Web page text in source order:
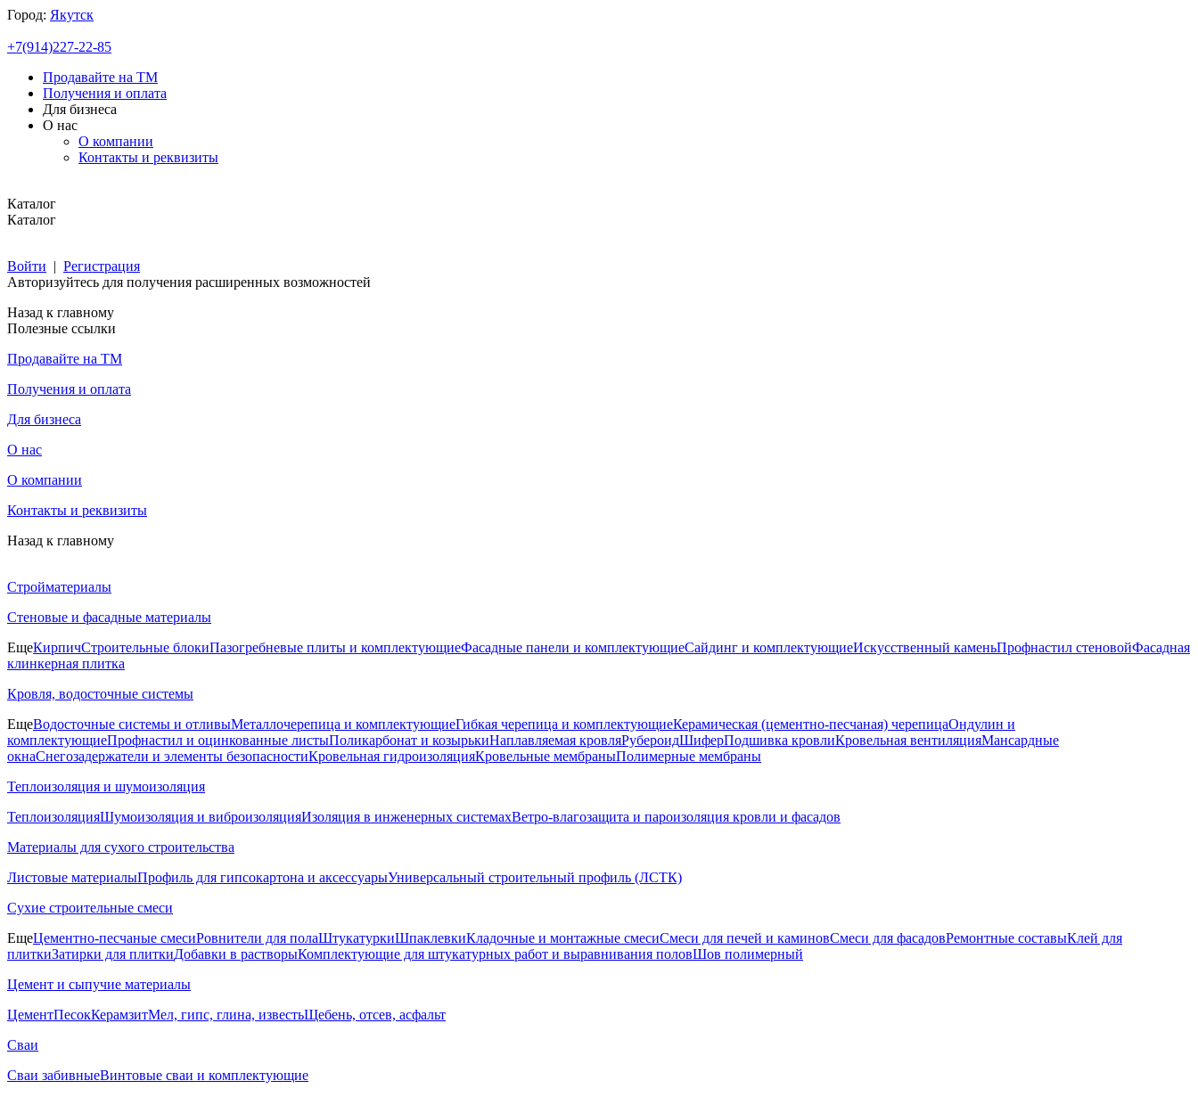
Город: Якутск
+7(914)227-22-85
Продавайте на ТМ
Получения и оплата
Для бизнеса
О нас
О компании
Контакты и реквизиты
Каталог
Каталог
Войти | Регистрация
Авторизуйтесь для получения расширенных возможностей
Назад к главному
Полезные ссылки
Продавайте на ТМ
Получения и оплата
Для бизнеса
О нас
О компании
Контакты и реквизиты
Назад к главному
Стройматериалы
Стеновые и фасадные материалы
ЕщеКирпичСтроительные блокиПазогребневые плиты и комплектующиеФасадные панели и комплектующиеСайдинг и комплектующиеИскусственный каменьПрофнастил стеновойФасадная
клинкерная плитка
Кровля, водосточные системы
ЕщеВодосточные системы и отливыМеталлочерепица и комплектующиеГибкая черепица и комплектующиеКерамическая (цементно-песчаная) черепицаОндулин и
комплектующиеПрофнастил и оцинкованные листыПоликарбонат и козырькиНаплавляемая кровляРубероидШиферПодшивка кровлиКровельная вентиляцияМансардные
окнаСнегозадержатели и элементы безопасностиКровельная гидроизоляцияКровельные мембраныПолимерные мембраны
Теплоизоляция и шумоизоляция
ТеплоизоляцияШумоизоляция и виброизоляцияИзоляция в инженерных системахВетро-влагозащита и пароизоляция кровли и фасадов
Материалы для сухого строительства
Листовые материалыПрофиль для гипсокартона и аксессуарыУниверсальный строительный профиль (ЛСТК)
Сухие строительные смеси
ЕщеЦементно-песчаные смесиРовнители для полаШтукатуркиШпаклевкиКладочные и монтажные смесиСмеси для печей и каминовСмеси для фасадовРемонтные составыКлей для
плиткиЗатирки для плиткиДобавки в растворыКомплектующие для штукатурных работ и выравнивания половШов полимерный
Цемент и сыпучие материалы
ЦементПесокКерамзитМел, гипс, глина, известьЩебень, отсев, асфальт
Сваи
Сваи забивныеВинтовые сваи и комплектующие